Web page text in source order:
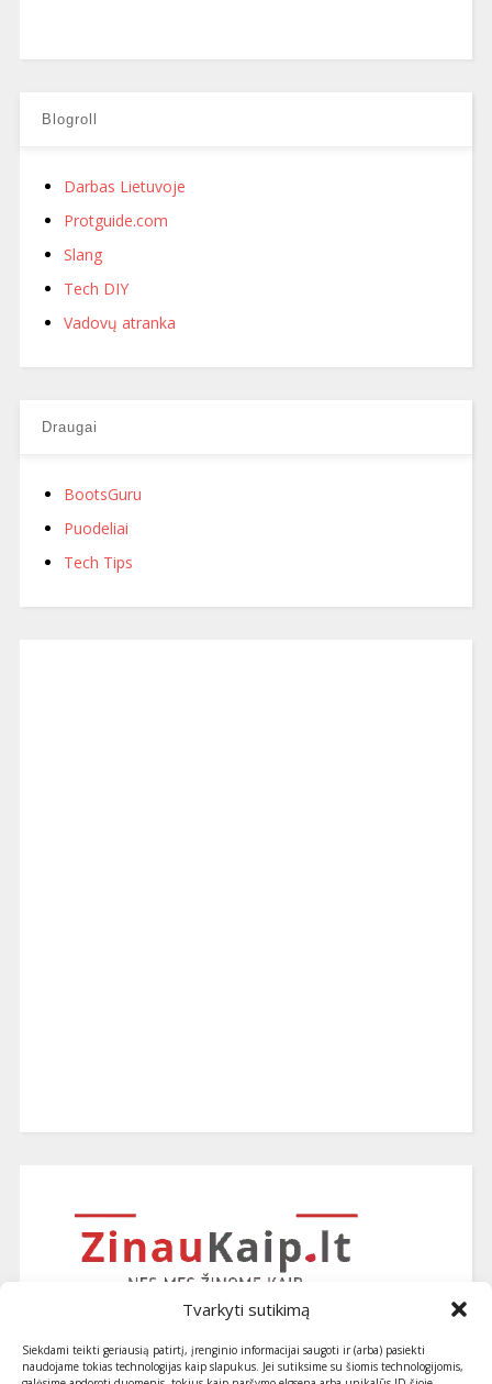
Tvarkyti sutikimą
Siekdami teikti geriausią patirtį, įrenginio informacijai saugoti ir (arba) pasiekti
naudojame tokias technologijas kaip slapukus. Jei sutiksime su šiomis technologijomis,
Blogroll
Darbas Lietuvoje
Protguide.com
Slang
Tech DIY
Vadovų atranka
Draugai
BootsGuru
Puodeliai
Tech Tips